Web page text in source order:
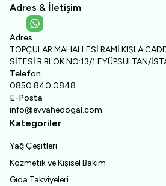
Adres & İletişim
Adres
TOPÇULAR MAHALLESİ RAMİ KIŞLA
SİTESİ B BLOK NO:13/1 EYÜPSULTAN/
Telefon
0850 840 0848
E-Posta
info@evvahedogal.com
Instagram
WhatsApp
Kategoriler
Yağ Çeşitleri
Kozmetik ve Kişisel Bakım
Gıda Takviyeleri